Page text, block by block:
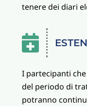
tenere dei diari

I partecipanti
del periodo di
potranno